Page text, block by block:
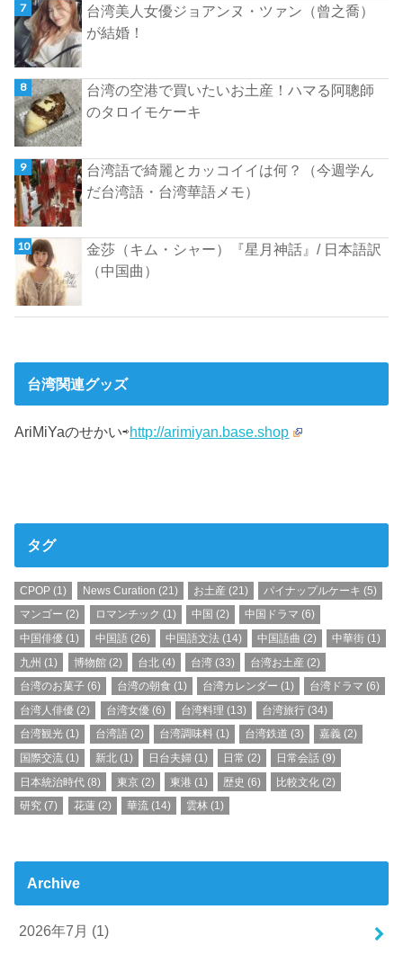
台湾美人女優ジョアンヌ・ツァン（曾之喬）
が結婚！
台湾の空港で買いたいお土産！ハマる阿聰師
のタロイモケーキ
台湾語で綺麗とカッコイイは何？（今週学ん
だ台湾語・台湾華語メモ）
金莎（キム・シャー）『星月神話』/ 日本語訳
（中国曲）
台湾関連グッズ
AriMiYaのせかい⇨http://arimiyan.base.shop
タグ
CPOP (1) News Curation (21) お土産(21) パイナップルケーキ (5)
マンゴー (2) ロマンチック (1) 中国 (2) 中国ドラマ (6)
中国俳優 (1) 中国語 (26) 中国語文法 (14) 中国語曲 (2) 中華街 (1)
九州 (1) 博物館(2) 台北(4) 台湾 (33) 台湾お土産 (2)
台湾のお菓子 (6) 台湾の朝食 (1) 台湾カレンダー (1) 台湾ドラマ (6)
台湾人俳優 (2) 台湾女優(6) 台湾料理 (13) 台湾旅行 (34)
台湾観光 (1) 台湾語 (2) 台湾調味料 (1) 台湾鉄道 (3) 嘉義 (2)
国際交流 (1) 新北(1) 日台夫婦(1) 日常 (2) 日常会話 (9)
日本統治時代 (8) 東京(2) 東港(1) 歴史 (6) 比較文化 (2)
研究 (7) 花蓮(2) 華流(14) 雲林 (1)
Archive
2026年7月 (1)